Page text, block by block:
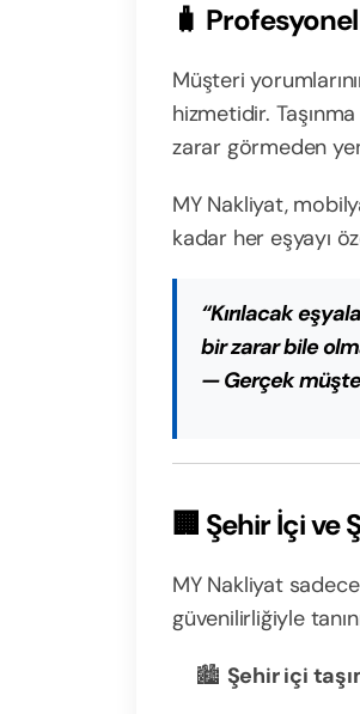
🧳
Müşteri
hizmetidir.
zarar görmeden
MY Nakliyat,
kadar her eşyayı
“Kırılacak
bir zarar bile
—Gerçek
🏢 Şehir İçi ve
MY Nakliyat
güvenilirliğiyle
🏙️ Şehir içi